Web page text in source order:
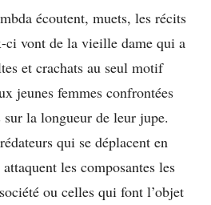
écoutent, muets, les récits
ci vont de la vieille dame qui a
et crachats au seul motif
jeunes femmes confrontées
sur la longueur de leur jupe.
qui se déplacent en
les composantes les
ou celles qui font l’objet